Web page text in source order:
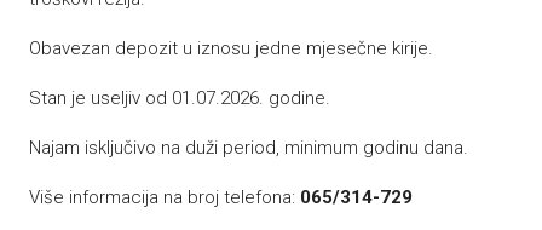
Obavezan depozit u iznosu jedne mjesečne kirije.
Stan je useljiv od 01.07.2026. godine.
Najam isključivo na duži period, minimum godinu dana.
Više informacija na broj telefona: 065/314-729